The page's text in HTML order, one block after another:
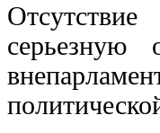
серьезную